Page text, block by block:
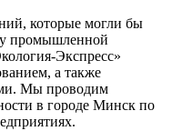
которые могли бы
промышленной
Экспресс»
а также
Мы проводим
в городе Минск по